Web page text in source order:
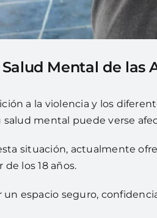
Mental de las
a la violencia y los
salud mental puede verse
situación, actualmente
de los 18 años.
un espacio seguro,